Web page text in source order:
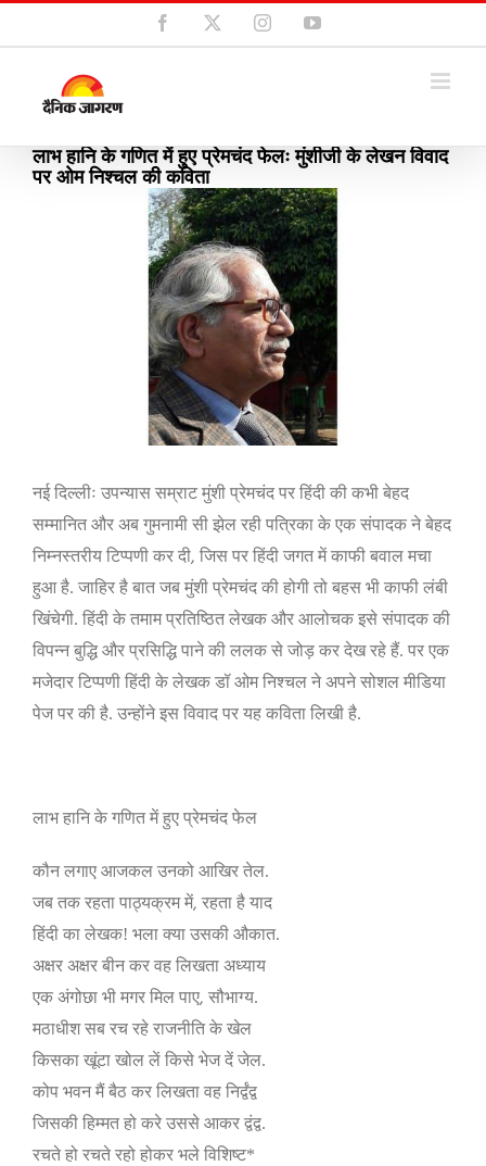
Skip
to
Facebook InstagramYouTube
लाभ हानि के गणित में हुए प्रेमचंद फेलः मुंशीजी के लेखन विवाद
पर ओम निश्चल की कविता
नई दिल्लीः उपन्यास सम्राट मुंशी प्रेमचंद पर हिंदी की कभी बेहद
सम्मानित और अब गुमनामी सी झेल रही पत्रिका के एक संपादक ने बेहद
निम्नस्तरीय टिप्पणी कर दी, जिस पर हिंदी जगत में काफी बवाल मचा
हुआ है. जाहिर है बात जब मुंशी प्रेमचंद की होगी तो बहस भी काफी लंबी
खिंचेगी. हिंदी के तमाम प्रतिष्ठित लेखक और आलोचक इसे संपादक की
विपन्न बुद्धि और प्रसिद्धि पाने की ललक से जोड़ कर देख रहे हैं. पर एक
मजेदार टिप्पणी हिंदी के लेखक डॉ ओम निश्चल ने अपने सोशल मीडिया
पेज पर की है. उन्होंने इस विवाद पर यह कविता लिखी है.
लाभ हानि के गणित में हुए प्रेमचंद फेल
कौन लगाए आजकल उनको आखिर तेल.
जब तक रहता पाठ्यक्रम में, रहता है याद
हिंदी का लेखक! भला क्या उसकी औकात.
अक्षर अक्षर बीन कर वह लिखता अध्याय
एक अंगोछा भी मगर मिल पाए, सौभाग्य.
मठाधीश सब रच रहे राजनीति के खेल
किसका खूंटा खोल लें किसे भेज दें जेल.
कोप भवन मैं बैठ कर लिखता वह निर्द्वंद्व
जिसकी हिम्मत हो करे उससे आकर द्वंद्व.
रचते हो रचते रहो होकर भले विशिष्ट*